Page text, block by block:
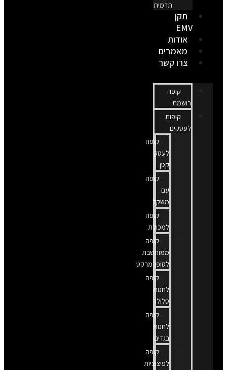
תרמית
תקן
EMV
אודות
מאמרים
צרו קשר
קופה
רושמת
קופות
לעסקים
קופה
לעסק
קטן
קופה
עם
משקל
קופה
למכולת
קופה
ממוחשבת
לסופרמרקט
קופה
לחנות
סלולר
קופה
לחנות
בגדים
קופה
לפיצוציות